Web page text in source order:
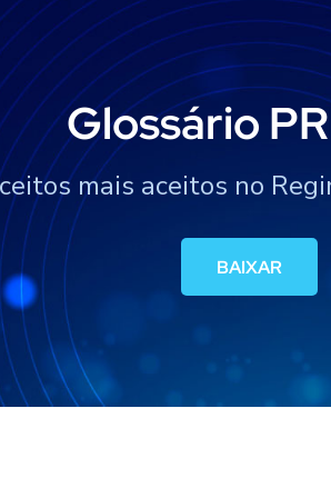
Glossário
mais aceitos no
BAIXAR
BAIXAR